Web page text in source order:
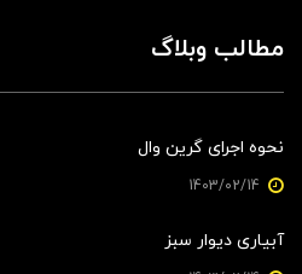
مطالب وبلاگ
نحوه اجرای گرین وال
آبیاری دیوار سبز